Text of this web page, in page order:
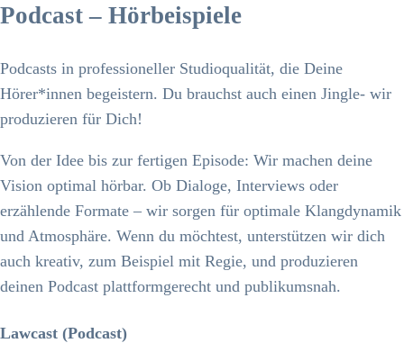
Podcast – Hörbeispiele
Podcasts in professioneller Studioqualität, die Deine
Hörer*innen begeistern. Du brauchst auch einen Jingle- wir
produzieren für Dich!
Von der Idee bis zur fertigen Episode: Wir machen deine
Vision optimal hörbar. Ob Dialoge, Interviews oder
erzählende Formate – wir sorgen für optimale Klangdynamik
und Atmosphäre. Wenn du möchtest, unterstützen wir dich
auch kreativ, zum Beispiel mit Regie, und produzieren
deinen Podcast plattformgerecht und publikumsnah.
Lawcast (Podcast)